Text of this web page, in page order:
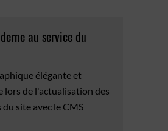
au service du
élégante et
lors de l'actualisation des
site avec le CMS